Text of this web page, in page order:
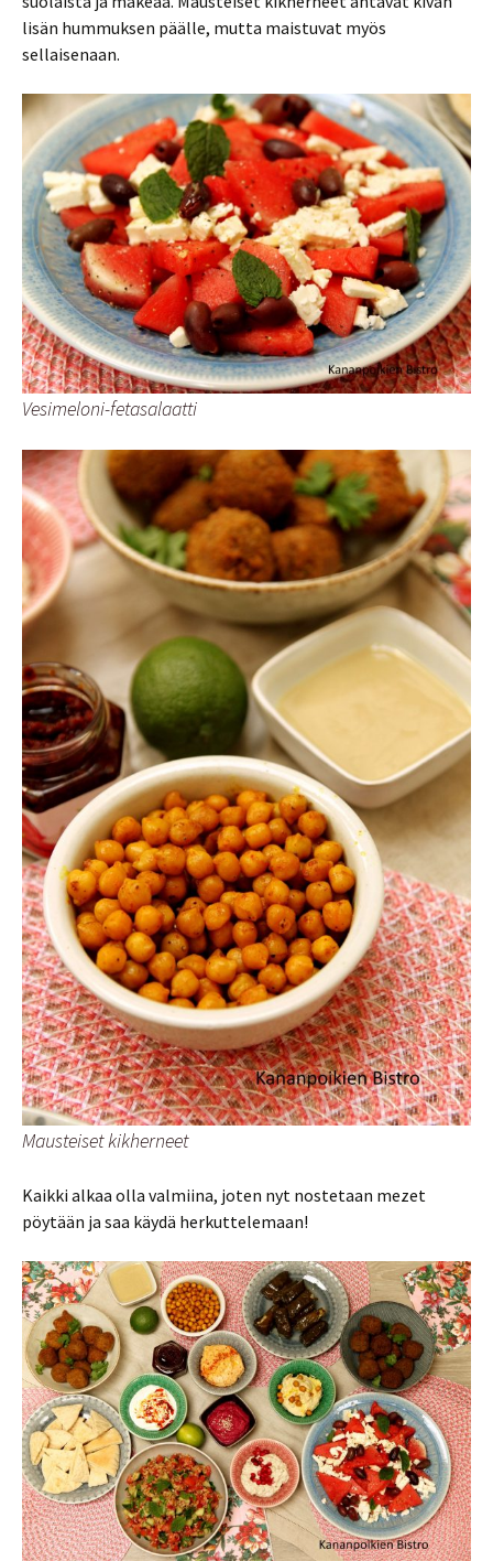
lisän hummuksen päälle, mutta maistuvat myös
sellaisenaan.
Vesimeloni-fetasalaatti
Mausteiset kikherneet
Kaikki alkaa olla valmiina, joten nyt nostetaan mezet
pöytään ja saa käydä herkuttelemaan!